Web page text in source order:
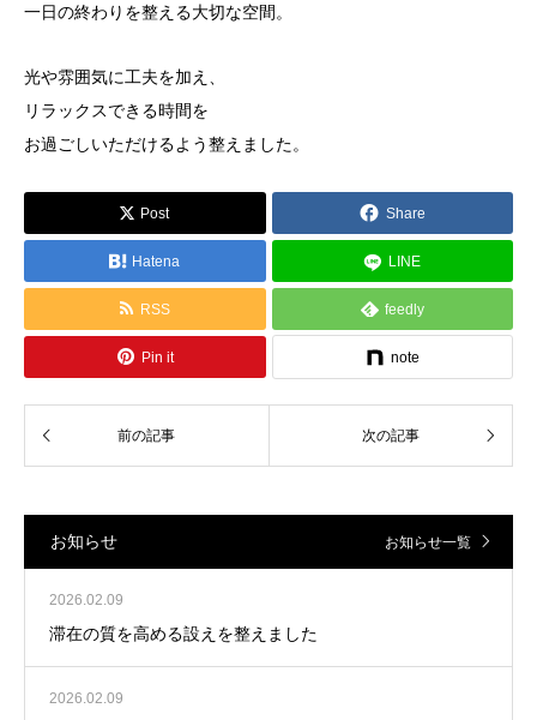
一日の終わりを整える大切な空間。
光や雰囲気に工夫を加え、
リラックスできる時間を
お過ごしいただけるよう整えました。
Post Share
Hatena LINE
RSS feedly
Pin it note
お知らせ お知らせ一覧
2026.02.09
滞在の質を高める設えを整えました
2026.02.09